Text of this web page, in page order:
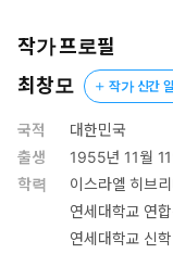
작가 프로필
최창모
작가 신간
국적
대한민국
출생
1955년 11월
학력
이스라엘 히브
연세대학교 연
연세대학교 신